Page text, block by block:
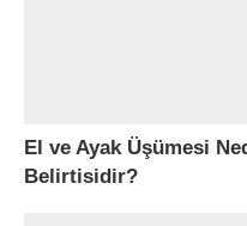
El ve Ayak Üşümesi
Belirtisidir?